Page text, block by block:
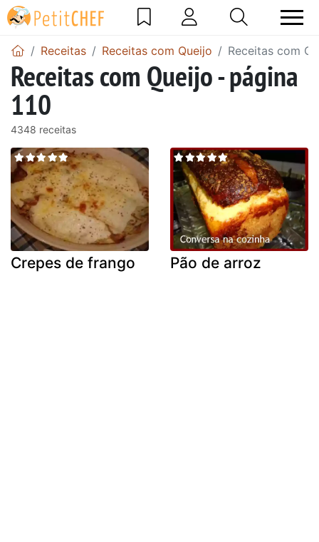
Receitas Receitas com Queijo Receitas com
Receitas com Queijo - página
110
4348 receitas
Crepes de frango Pão de arroz